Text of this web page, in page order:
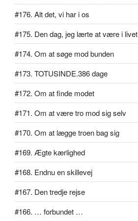
#176. Alt det, vi har i os
#175. Den dag, jeg lærte at være i livet
#174. Om at søge mod bunden
#173. TOTUSINDE.386 dage
#172. Om at finde modet
#171. Om at være tro mod sig selv
#170. Om at lægge troen bag sig
#169. Ægte kærlighed
#168. Endnu en skillevej
#167. Den tredje rejse
#166. … forbundet …